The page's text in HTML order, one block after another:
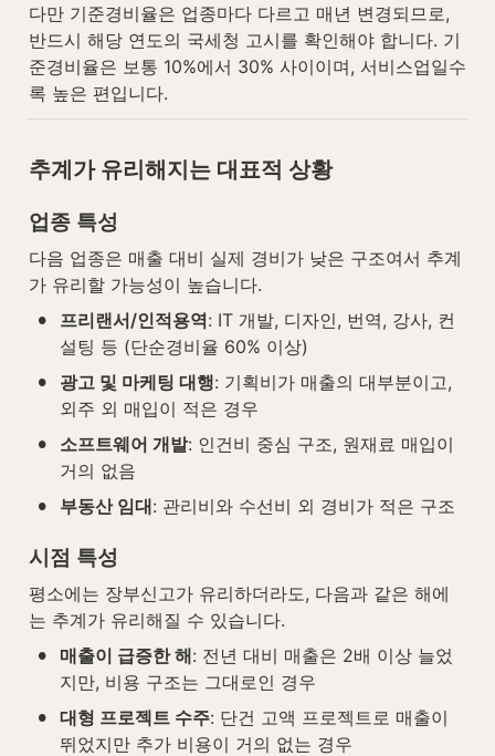
다만 기준경비율은 업종마다 다르고 매년 변경되므로,
반드시 해당 연도의 국세청 고시를 확인해야 합니다. 기
준경비율은 보통 10%에서 30% 사이이며, 서비스업일수
록 높은 편입니다.
추계가 유리해지는 대표적 상황
업종 특성
다음 업종은 매출 대비 실제 경비가 낮은 구조여서 추계
가 유리할 가능성이 높습니다.
• 프리랜서/인적용역: IT 개발, 디자인, 번역, 강사, 컨
설팅 등 (단순경비율 60% 이상)
• 광고 및 마케팅 대행: 기획비가 매출의 대부분이고,
외주 외 매입이 적은 경우
• 소프트웨어 개발: 인건비 중심 구조, 원재료 매입이
거의 없음
• 부동산 임대: 관리비와 수선비 외 경비가 적은 구조
시점 특성
평소에는 장부신고가 유리하더라도, 다음과 같은 해에
는 추계가 유리해질 수 있습니다.
• 매출이 급증한 해: 전년 대비 매출은 2배 이상 늘었
지만, 비용 구조는 그대로인 경우
• 대형 프로젝트 수주: 단건 고액 프로젝트로 매출이
뛰었지만 추가 비용이 거의 없는 경우